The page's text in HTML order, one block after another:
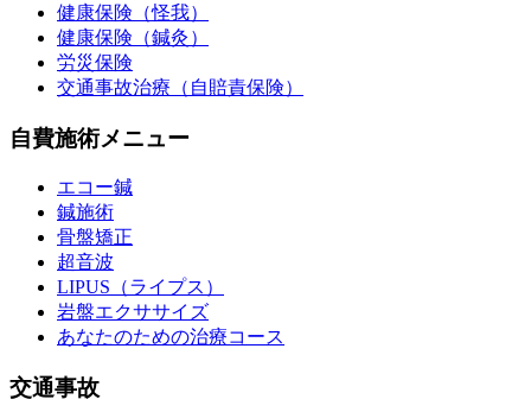
健康保険（怪我）
健康保険（鍼灸）
労災保険
交通事故治療（自賠責保険）
自費施術メニュー
エコー鍼
鍼施術
骨盤矯正
超音波
LIPUS（ライプス）
岩盤エクササイズ
あなたのための治療コース
交通事故